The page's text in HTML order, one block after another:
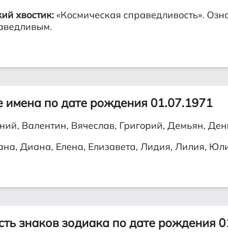
хвостик: «Космическая справедливость».
по дате рождения 01.07.1971
Валентин, Вячеслав, Григорий, Демьян,
Диана, Елена, Елизавета, Лидия, Лилия,
знаков зодиака по дате рождения